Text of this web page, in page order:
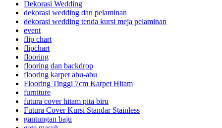
Dekorasi Wedding
dekorasi wedding dan pelaminan
dekorasi wedding tenda kursi meja pelaminan
event
flip chart
flipchart
flooring
flooring dan backdrop
flooring karpet abu-abu
Flooring Tinggi 7cm Karpet Hitam
furniture
futura cover hitam pita biru
Futura Cover Kursi Standar Stainless
gantungan baju